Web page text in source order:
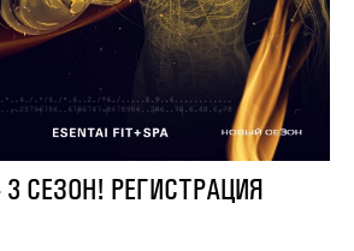
- 3 СЕЗОН! РЕГИСТРАЦИЯ